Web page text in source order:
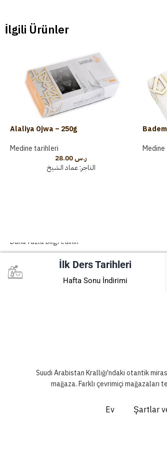
İlgili Ürünler
Alaliya Ojwa – 250g
Medine tarihleri
ر.س28.00
التاجر:عماد الشيخ
Daha fazla bilgi edinin
İlk Ders Tarihleri
Hafta Sonu İndirimi
Suudi Arabistan Krallığı'ndaki otantik
mağaza. Farklı çevrimiçi mağazaları
Ev Şartlar